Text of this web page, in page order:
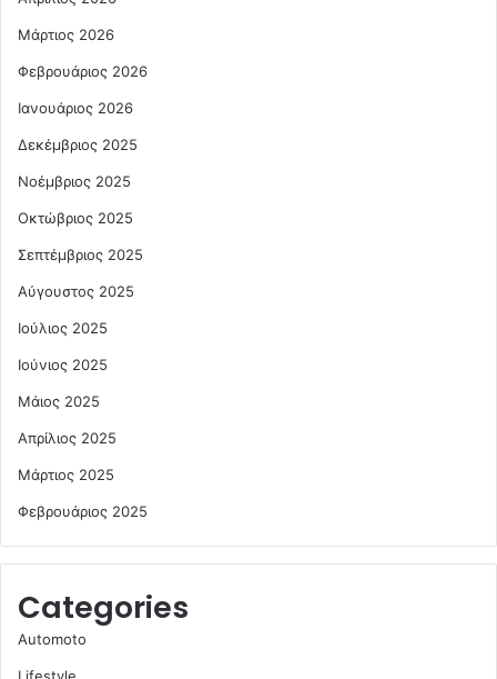
Μάρτιος 2026
Φεβρουάριος 2026
Ιανουάριος 2026
Δεκέμβριος 2025
Νοέμβριος 2025
Οκτώβριος 2025
Σεπτέμβριος 2025
Αύγουστος 2025
Ιούλιος 2025
Ιούνιος 2025
Μάιος 2025
Απρίλιος 2025
Μάρτιος 2025
Φεβρουάριος 2025
Categories
Automoto